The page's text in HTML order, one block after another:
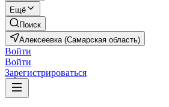
Ещё
Поиск
Алексеевка (Самарская область)
Войти
Войти
Зарегистрироваться